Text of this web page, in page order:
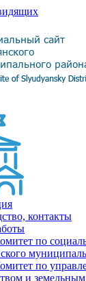
контакты
по
по
и